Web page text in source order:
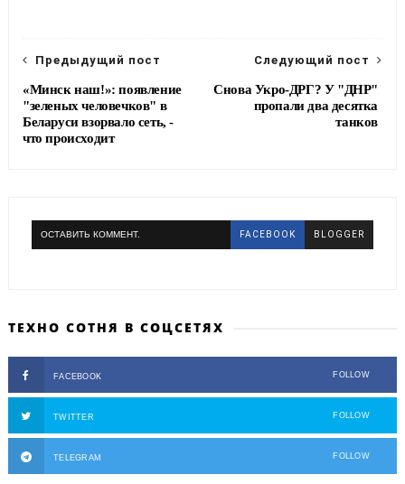
Следующий пост
Снова Укро-ДРГ? У "ДНР"
пропали два десятка
танков
Предыдущий пост
«Минск наш!»: появление
"зеленых человечков" в
Беларуси взорвало сеть, -
что происходит
ОСТАВИТЬ КОММЕНТ. FACEBOOK BLOGGER
ТЕХНО СОТНЯ В СОЦСЕТЯХ
FACEBOOK FOLLOW
TWITTER FOLLOW
TELEGRAM FOLLOW